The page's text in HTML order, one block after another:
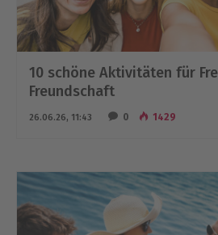
10 schöne Aktivitäten für
Freundschaft
26.06.26, 11:43 0 1429